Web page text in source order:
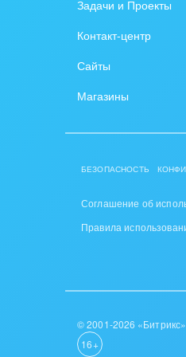
Задачи и Проекты
Контакт-центр
Сайты
Магазины
БЕЗОПАСНОСТЬ
Соглашение об
Правила
© 2001-2026
16+